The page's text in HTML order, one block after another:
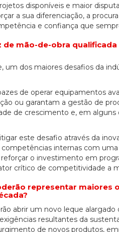
disponíveis e maior
a sua diferenciação, a
e confiança que
de mão-de-obra
um dos maiores desafios da
de operar equipamentos
ou garantam a gestão de
de crescimento e, em
este desafio através da
internas com
o investimento em
crítico de competitividade a
representar maiores
abrir um novo leque
resultantes da
de novos produtos,